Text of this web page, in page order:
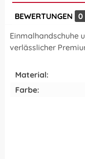
BEWERTUNGEN 0
Einmalhandschuhe
verlässlicher
Material:
Farbe: